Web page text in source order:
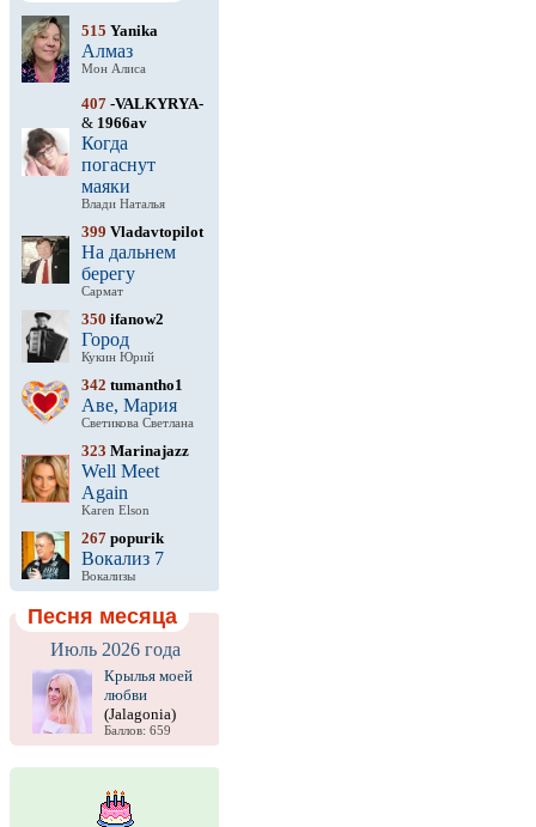
515 Yanika
Алмаз
Мон Алиса
407 -VALKYRYA-
& 1966av
Когда
погаснут
маяки
Влади Наталья
399 Vladavtopilot
На дальнем
берегу
Сармат
350 ifanow2
Город
Кукин Юрий
342 tumantho1
Аве, Мария
Светикова Светлана
323 Marinajazz
Well Meet
Again
Karen Elson
267 popurik
Вокализ 7
Вокализы
Песня месяца
Июль 2026 года
Крылья моей
любви
(Jalagonia)
Баллов: 659